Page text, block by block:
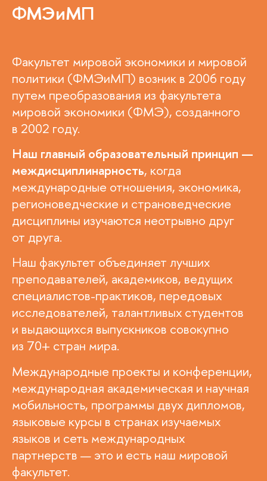
ФМЭиМП
Факультет мировой экономики и мировой
политики (ФМЭиМП) возник в 2006 году
путем преобразования из факультета
мировой экономики (ФМЭ), созданного
в 2002 году.
Наш главный образовательный принцип —
междисциплинарность, когда
международные отношения, экономика,
регионоведческие и страноведческие
дисциплины изучаются неотрывно друг
от друга.
Наш факультет объединяет лучших
преподавателей, академиков, ведущих
специалистов-практиков, передовых
исследователей, талантливых студентов
и выдающихся выпускников совокупно
из 70+ стран мира.
Международные проекты и конференции,
международная академическая и научная
мобильность, программы двух дипломов,
языковые курсы в странах изучаемых
языков и сеть международных
партнерств — это и есть наш мировой
факультет.